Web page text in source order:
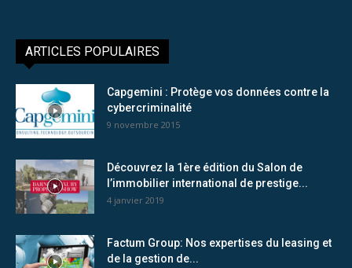
ARTICLES POPULAIRES
Capgemini : Protège vos données contre la
cybercriminalité
9 novembre 2015
Découvrez la 1ère édition du Salon de
l’immobilier international de prestige...
4 janvier 2019
Factum Group: Nos expertises du leasing et
de la gestion de...